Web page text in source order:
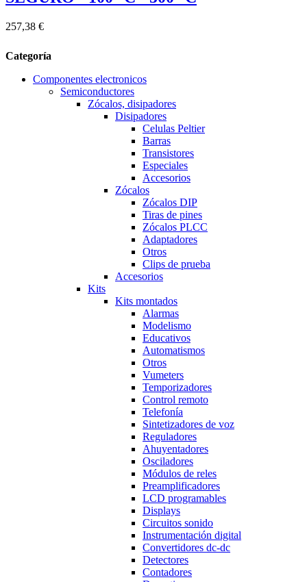
257,38 €
Categoría
Componentes electronicos
Semiconductores
Zócalos, disipadores
Disipadores
Celulas Peltier
Barras
Transistores
Especiales
Accesorios
Zócalos
Zócalos DIP
Tiras de pines
Zócalos PLCC
Adaptadores
Otros
Clips de prueba
Accesorios
Kits
Kits montados
Alarmas
Modelismo
Educativos
Automatismos
Otros
Vumeters
Temporizadores
Control remoto
Telefonía
Sintetizadores de voz
Reguladores
Ahuyentadores
Osciladores
Módulos de reles
Preamplificadores
LCD programables
Displays
Circuitos sonido
Instrumentación digital
Convertidores dc-dc
Detectores
Contadores